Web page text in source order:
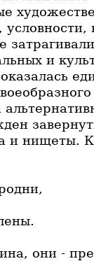
и
и нищеты.
они -